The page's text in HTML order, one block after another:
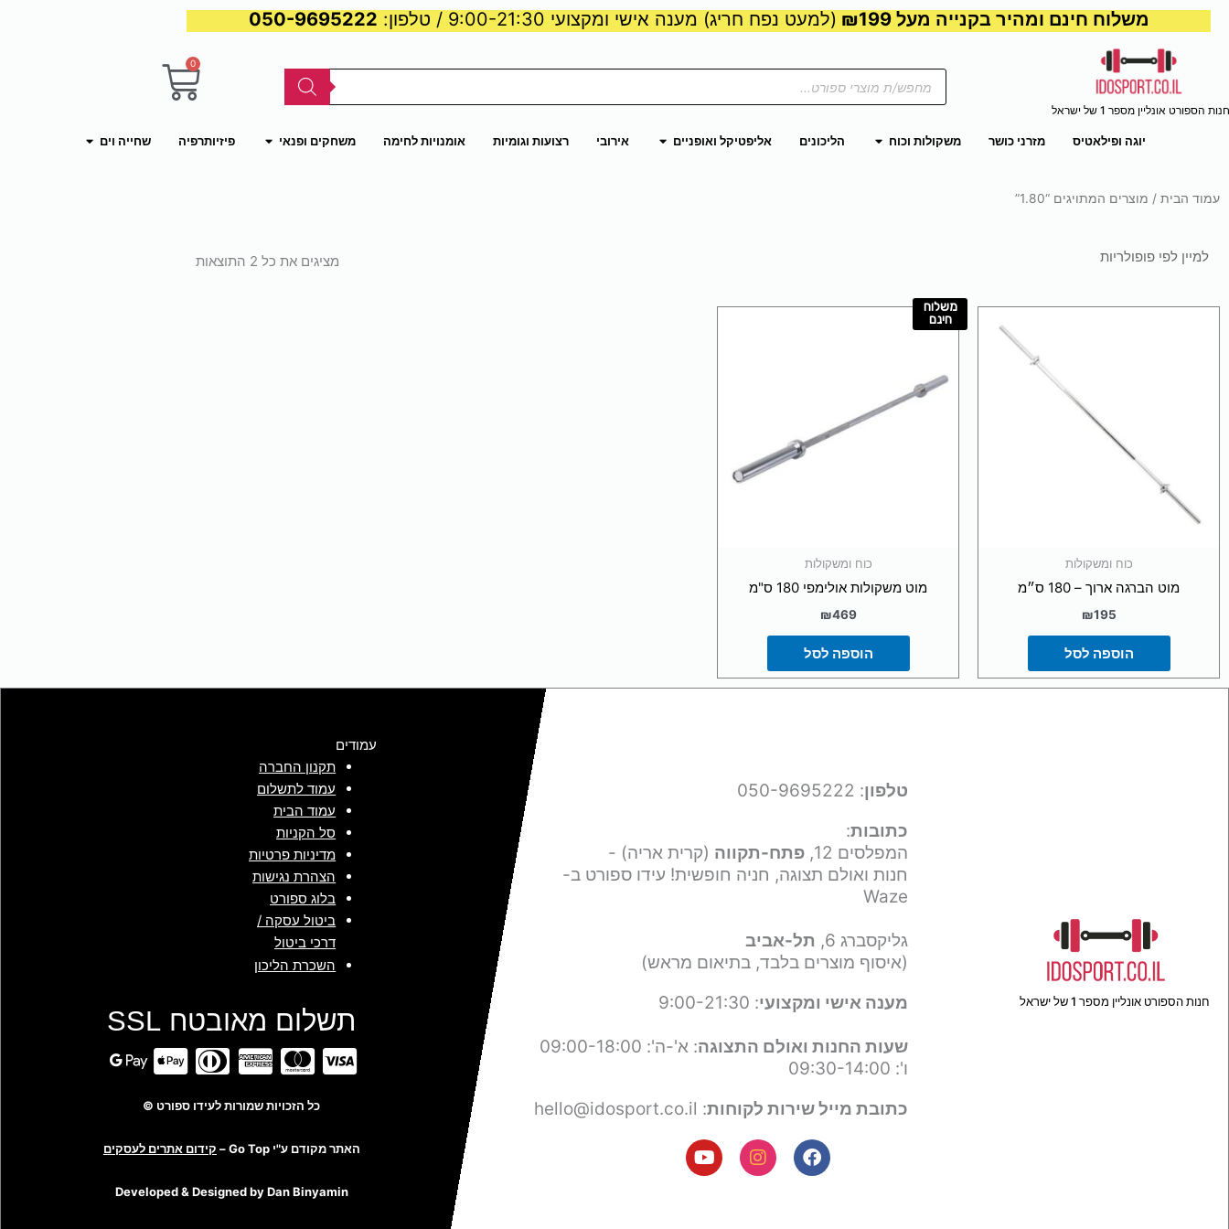
משלוח חינם ומהיר בקנייה מעל ₪199 (למעט נפח חריג) מענה אישי ומקצועי 9:00-21:30 / טלפון: 050-9695222
חנות הספורט אונליין מספר 1 של ישראל
Products
search
0
עגלת
יוגה ופילאטיס מזרני כושר משקולות וכוח פתח משקולות וכוח
הליכונים אליפטיקל ואופניים פתח אליפטיקל ואופניים
אירובי רצועות וגומיות אומנויות לחימה משחקים ופנאי פתח משחקים ופנאי
פיזיותרפיה שחייה וים פתח שחייה וים
עמוד הבית / מוצרים המתויגים “1.80”
מציגים את כל ⁦2⁩ התוצאות לפי
כוח ומשקולות
מוט הברגה ארוך – 180 ס״מ
₪195
הוספה לסל
משלוח
חינם
כוח ומשקולות
מוט משקולות אולימפי 180 ס"מ
₪469
הוספה לסל
חנות הספורט אונליין מספר 1 של ישראל
טלפון: 050-9695222
כתובות:
המפלסים 12,
פתח-תקווה (קרית אריה) -
חנות ואולם תצוגה, חניה חופשית! עידו ספורט ב-
Waze
גליקסברג 6,
תל-אביב
(איסוף מוצרים בלבד, בתיאום מראש)
מענה אישי ומקצועי: 9:00-21:30
שעות החנות ואולם התצוגה: א'-ה': 09:00-18:00
ו': 09:30-14:00
כתובת מייל שירות לקוחות: hello@idosport.co.il
F
a
I
n
Y
o
עמודים
תקנון החברה
עמוד לתשלום
עמוד הבית
סל הקניות
מדיניות פרטיות
הצהרת נגישות
בלוג ספורט
ביטול עסקה /
דרכי ביטול
השכרת הליכון
תשלום מאובטח SSL
כל הזכויות שמורות לעידו ספורט ©
האתר מקודם ע"י Go Top – קידום אתרים לעסקים
Developed & Designed by Dan Binyamin